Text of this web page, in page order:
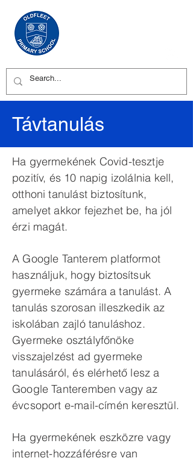
Távtanulás
Ha gyermekének Covid-tesztje
pozitív, és 10 napig izolálnia kell,
otthoni tanulást biztosítunk,
amelyet akkor fejezhet be, ha jól
érzi magát.
A Google Tanterem platformot
használjuk, hogy biztosítsuk
gyermeke számára a tanulást. A
tanulás szorosan illeszkedik az
iskolában zajló tanuláshoz.
Gyermeke osztályfőnöke
visszajelzést ad gyermeke
tanulásáról, és elérhető lesz a
Google Tanteremben vagy az
évcsoport e-mail-címén keresztül.
Ha gyermekének eszközre vagy
internet-hozzáférésre van